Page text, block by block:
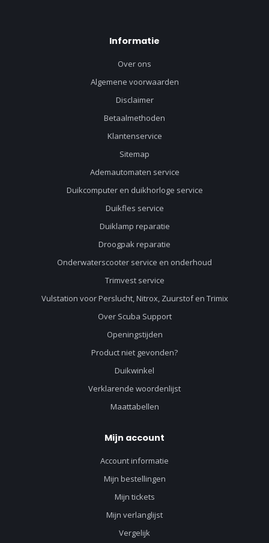
Informatie
Over ons
Algemene voorwaarden
Disclaimer
Betaalmethoden
Klantenservice
Sitemap
Ademautomaten service
Duikcomputer en duikhorloge service
Duikfles service
Duiklamp reparatie
Droogpak reparatie
Onderwaterscooter service en onderhoud
Trimvest service
Vulstation voor Perslucht, Nitrox, Zuurstof en Trimix
Over Scuba Support
Openingstijden
Product niet gevonden?
Duikwinkel
Verklarende woordenlijst
Maattabellen
Mijn account
Account informatie
Mijn bestellingen
Mijn tickets
Mijn verlanglijst
Vergelijk